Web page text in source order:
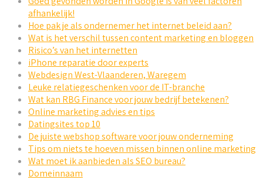
afhankelijk!
Hoe pak je als ondernemer het internet beleid aan?
Wat is het verschil tussen content marketing en bloggen
Risico’s van het internetten
iPhone reparatie door experts
Webdesign West-Vlaanderen, Waregem
Leuke relatiegeschenken voor de IT-branche
Wat kan RBG Finance voor jouw bedrijf betekenen?
Online marketing advies en tips
Datingsites top 10
De juiste webshop software voor jouw onderneming
Tips om niets te hoeven missen binnen online marketing
Wat moet ik aanbieden als SEO bureau?
Domeinnaam